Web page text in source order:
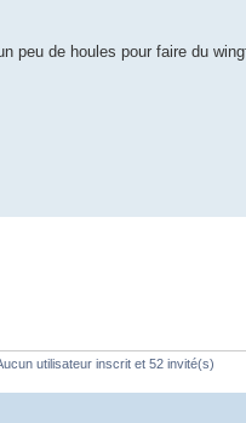
peu de houles pour faire du
utilisateur inscrit et 52 invité(s)